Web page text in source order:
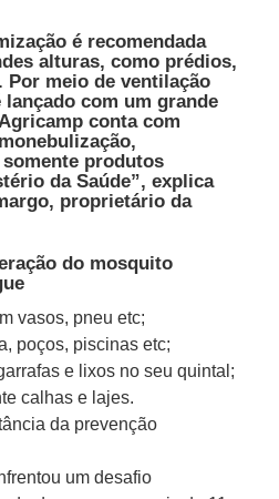
é recomendada
alturas, como prédios,
Por meio de ventilação
com um grande
conta com
produtos
da Saúde”, explica
proprietário da
do mosquito
vasos, pneu etc;
poços, piscinas etc;
e lixos no seu quintal;
calhas e lajes.
da prevenção
um desafio